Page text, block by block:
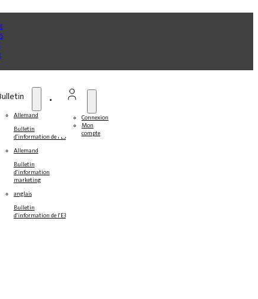
Allemand
Bulletin
d'information de l'E3
Allemand
Bulletin
d'information
marketing
anglais
Bulletin
d'information de l'E3
Connexion
Mon
compte